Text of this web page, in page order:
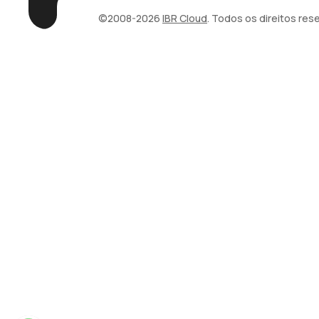
©2008-2026 IBR Cloud. Todos os direitos